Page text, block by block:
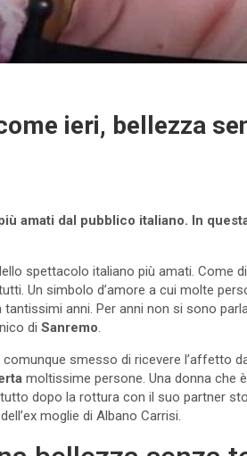
ieri, bellezza
amati dal pubblico italiano. In
spettacolo italiano più amati. Come
Un simbolo d’amore a cui molte
anni. Per anni non si sono
di Sanremo
comunque smesso di ricevere l’affetto
moltissime persone. Una donna che
dopo la rottura con il suo partner
moglie di Albano Carrisi.